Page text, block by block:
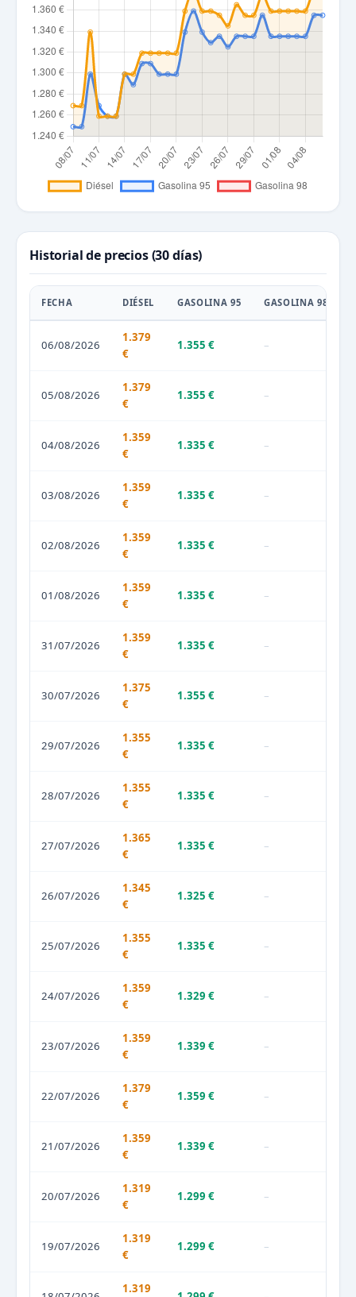
Historial de precios (30 días)
FECHA DIÉSEL GASOLINA 95 GASOLINA 98
06/08/2026
1.379
€
1.355 € –
05/08/2026
1.379
€
1.355 € –
04/08/2026
1.359
€
1.335 € –
03/08/2026
1.359
€
1.335 € –
02/08/2026
1.359
€
1.335 € –
01/08/2026
1.359
€
1.335 € –
31/07/2026
1.359
€
1.335 € –
30/07/2026
1.375
€
1.355 € –
29/07/2026
1.355
€
1.335 € –
28/07/2026
1.355
€
1.335 € –
27/07/2026
1.365
€
1.335 € –
26/07/2026
1.345
€
1.325 € –
25/07/2026
1.355
€
1.335 € –
24/07/2026
1.359
€
1.329 € –
23/07/2026
1.359
€
1.339 € –
22/07/2026
1.379
€
1.359 € –
21/07/2026
1.359
€
1.339 € –
20/07/2026
1.319
€
1.299 € –
19/07/2026
1.319
€
1.299 € –
1.319